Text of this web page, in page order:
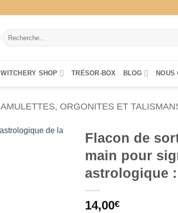
Recherche
pour :
WITCHERY SHOP TRÉSOR-BOX BLOG NOUS
AMULETTES, ORGONITES ET
Flacon de
main pour
astrologique
14,00€